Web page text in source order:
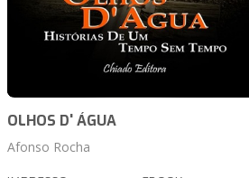
OLHOS D' ÁGUA
Afonso Rocha